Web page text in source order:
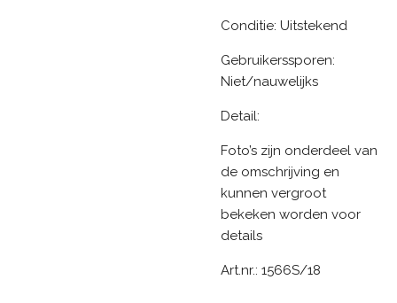
Conditie: Uitstekend
Gebruikerssporen:
Niet/nauwelijks
Detail:
Foto’s zijn onderdeel van
de omschrijving en
kunnen vergroot
bekeken worden voor
details
Art.nr.: 1566S/18